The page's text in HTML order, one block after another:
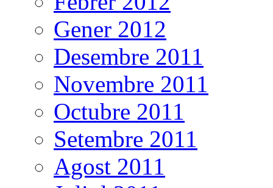
Gener 2012
Desembre 2011
Novembre 2011
Octubre 2011
Setembre 2011
Agost 2011